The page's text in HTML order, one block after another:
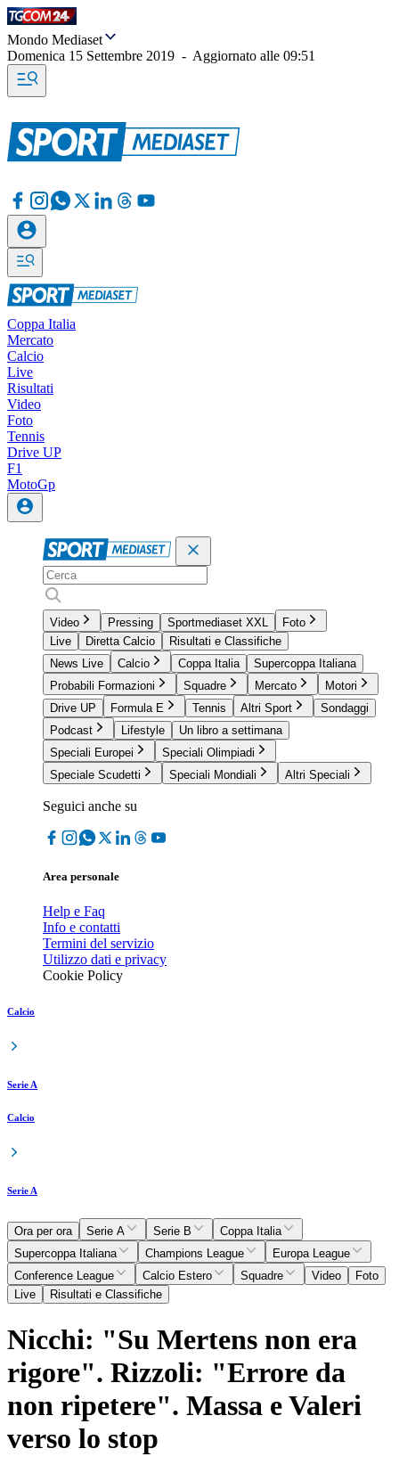
Mondo Mediaset
Domenica 15 Settembre 2019 - Aggiornato alle 09:51
Coppa Italia
Mercato
Calcio
Live
Risultati
Video
Foto
Tennis
Drive UP
F1
MotoGp
Video Pressing Sportmediaset XXL
Foto
Live
Diretta Calcio
Risultati e Classifiche
News Live
Calcio Coppa Italia
Supercoppa Italiana
Probabili Formazioni
Squadre Mercato
Motori
Drive UP
Formula E Tennis Altri Sport
Sondaggi
Podcast
Lifestyle
Un libro a settimana
Speciali Europei
Speciali Olimpiadi
Speciale Scudetti
Speciali Mondiali Altri Speciali
Seguici anche su
Area personale
Help e Faq
Info e contatti
Termini del servizio
Utilizzo dati e privacy
Cookie Policy
Calcio
Serie A
Calcio
Serie A
Ora per ora Serie A Serie B
Coppa Italia
Supercoppa Italiana
Champions League
Europa League
Conference League
Calcio Estero Squadre Video
Foto
Live
Risultati e Classifiche
Nicchi: "Su Mertens non era
rigore". Rizzoli: "Errore da
non ripetere". Massa e Valeri
verso lo stop